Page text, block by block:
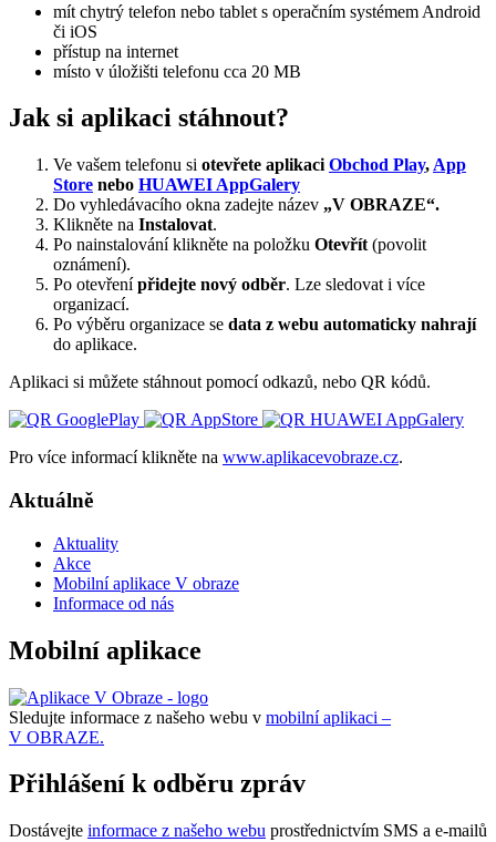
mít chytrý telefon nebo tablet s operačním systémem Android
či iOS
přístup na internet
místo v úložišti telefonu cca 20 MB
Jak si aplikaci stáhnout?
Ve vašem telefonu si otevřete aplikaci Obchod Play, App
Store nebo HUAWEI AppGalery
Do vyhledávacího okna zadejte název „V OBRAZE“.
Klikněte na Instalovat.
Po nainstalování klikněte na položku Otevřít (povolit
oznámení).
Po otevřenípřidejte nový odběr. Lze sledovat i více
organizací.
Po výběru organizace se data z webu automaticky nahrají
do aplikace.
Aplikaci si můžete stáhnout pomocí odkazů, nebo QR kódů.
Pro více informací klikněte na www.aplikacevobraze.cz.
Aktuálně
Aktuality
Akce
Mobilní aplikace V obraze
Informace od nás
Mobilní aplikace
Sledujte informace z našeho webu v mobilní aplikaci –
V OBRAZE.
Přihlášení k odběru zpráv
Dostávejte informace z našeho webu prostřednictvím SMS a e-mailů